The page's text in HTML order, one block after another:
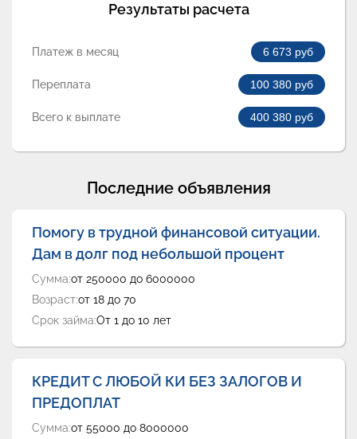
Результаты расчета
Платеж в месяц 6 673 руб
Переплата 100 380 руб
Всего к выплате 400 380 руб
Последние объявления
Помогу в трудной финансовой ситуации.
Дам в долг под небольшой процент
Сумма:от 250000 до 6000000
Возраст:от 18 до 70
Срок займа:От 1 до 10 лет
КРЕДИТ С ЛЮБОЙ КИ БЕЗ ЗАЛОГОВ И
ПРЕДОПЛАТ
Сумма:от 55000 до 8000000